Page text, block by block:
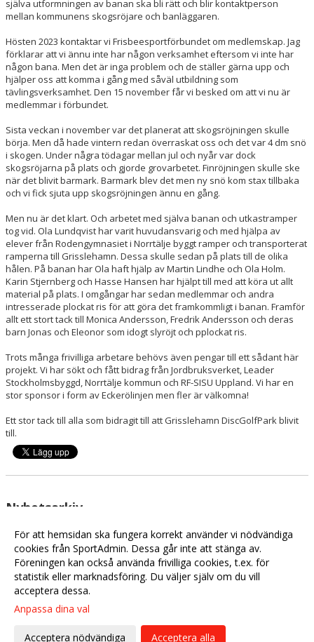
själva utformningen av banan ska bli rätt och blir kontaktperson
mellan kommunens skogsröjare och banläggaren.
Hösten 2023 kontaktar vi Frisbeesportförbundet om medlemskap. Jag
förklarar att vi ännu inte har någon verksamhet eftersom vi inte har
någon bana. Men det är inga problem och de ställer gärna upp och
hjälper oss att komma i gång med såväl utbildning som
tävlingsverksamhet. Den 15 november får vi besked om att vi nu är
medlemmar i förbundet.
Sista veckan i november var det planerat att skogsröjningen skulle
börja. Men då hade vintern redan överraskat oss och det var 4 dm snö
i skogen. Under några tödagar mellan jul och nyår var dock
skogsröjarna på plats och gjorde grovarbetet. Finröjningen skulle ske
när det blivit barmark. Barmark blev det men ny snö kom stax tillbaka
och vi fick sjuta upp skogsröjningen ännu en gång.
Men nu är det klart. Och arbetet med själva banan och utkastramper
tog vid. Ola Lundqvist har varit huvudansvarig och med hjälpa av
elever från Rodengymnasiet i Norrtälje byggt ramper och transporterat
ramperna till Grisslehamn. Dessa skulle sedan på plats till de olika
hålen. På banan har Ola haft hjälp av Martin Lindhe och Ola Holm.
Karin Stjernberg och Hasse Hansen har hjälpt till med att köra ut allt
material på plats. I omgångar har sedan medlemmar och andra
intresserade plockat ris för att göra det framkommligt i banan. Framför
allt ett stort tack till Monica Andersson, Fredrik Andersson och deras
barn Jonas och Eleonor som idogt slyröjt och pplockat ris.
Trots många frivilliga arbetare behövs även pengar till ett sådant här
projekt. Vi har sökt och fått bidrag från Jordbruksverket, Leader
Stockholmsbyggd, Norrtälje kommun och RF-SISU Uppland. Vi har en
stor sponsor i form av Eckerölinjen men fler är välkomna!
Ett stor tack till alla som bidragit till att Grisslehamn DiscGolfPark blivit
till.
Nyhetsarkiv
Jordbruksverket och Leader 2025-08-28 17:00
Instruktörsutbildning - Gratis 2025-01-03 22:00
Från idé till verklighet 2025-01-03 21:29
inställningar
Webbversion
För att hemsidan ska fungera korrekt använder vi nödvändiga
cookies från SportAdmin. Dessa går inte att stänga av.
Föreningen kan också använda frivilliga cookies, t.ex. för
statistik eller marknadsföring. Du väljer själv om du vill
acceptera dessa.
Anpassa dina val
Acceptera nödvändiga Acceptera alla